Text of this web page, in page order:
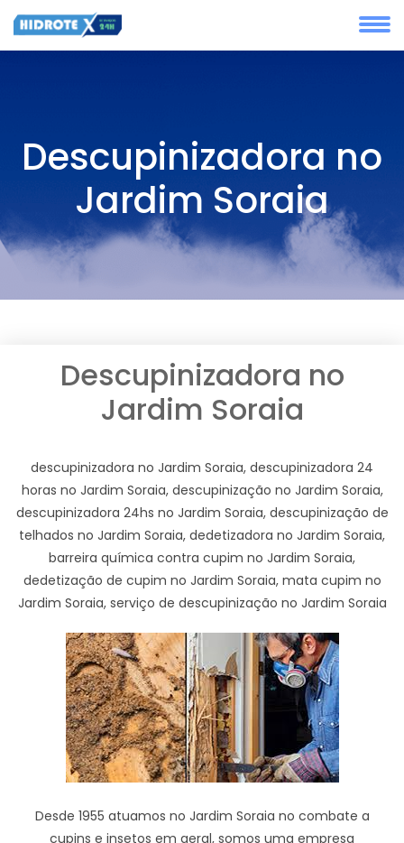
Descupinizadora no
Jardim Soraia
Descupinizadora no
Jardim Soraia
descupinizadora no Jardim Soraia, descupinizadora 24
horas no Jardim Soraia, descupinização no Jardim Soraia,
descupinizadora 24hs no Jardim Soraia, descupinização de
telhados no Jardim Soraia, dedetizadora no Jardim Soraia,
barreira química contra cupim no Jardim Soraia,
dedetização de cupim no Jardim Soraia, mata cupim no
Jardim Soraia, serviço de descupinização no Jardim Soraia
Desde 1955 atuamos no Jardim Soraia no combate a
cupins e insetos em geral, somos uma empresa